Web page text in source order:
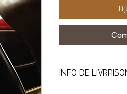
INFO DE